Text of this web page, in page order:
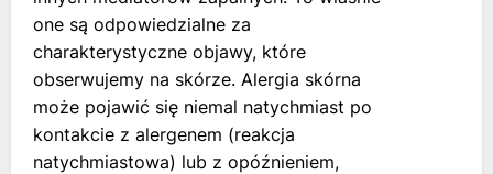
one są odpowiedzialne za
charakterystyczne objawy, które
obserwujemy na skórze. Alergia skórna
może pojawić się niemal natychmiast po
kontakcie z alergenem (reakcja
natychmiastowa) lub z opóźnieniem,